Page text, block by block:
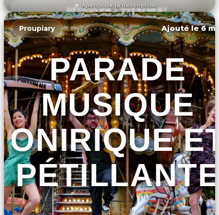
Aperçu de la description
DÉCOUVRIR L'ÉVÉNEMENT
Proupiary Ajouté le 6
PARADE
MUSIQUE
ONIRIQUE
PÉTILLANTE